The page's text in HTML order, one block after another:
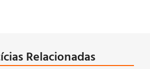
Relacionadas